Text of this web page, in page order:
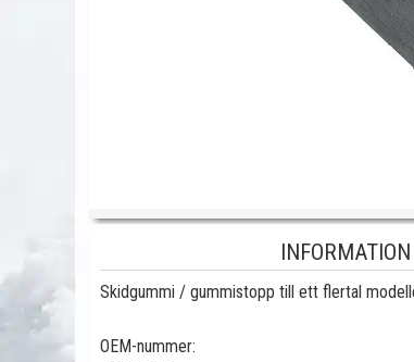
Skidgummi / gummistopp till ett flertal
OEM-nummer: